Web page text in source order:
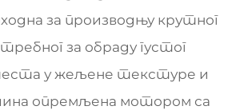
за производњу крутног
за обраду густог
у жељене текстуре и
опремљена мотором са